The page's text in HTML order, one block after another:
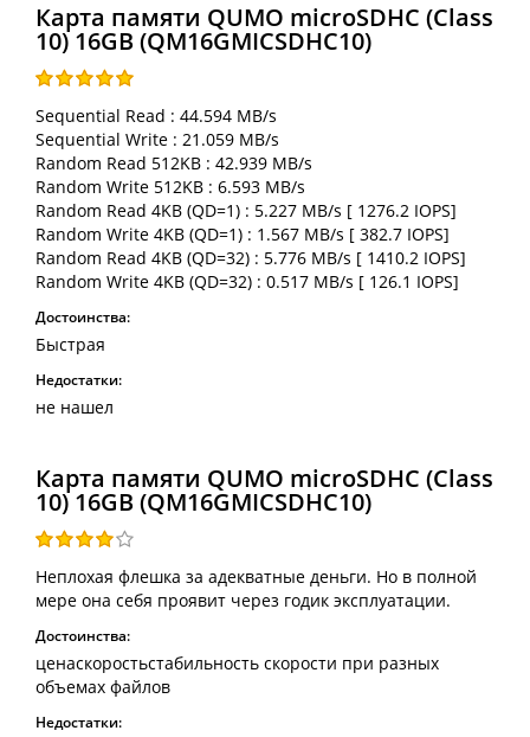
Карта памяти QUMO microSDHC (Class
10) 16GB (QM16GMICSDHC10)
Sequential Read : 44.594 MB/s
Sequential Write : 21.059 MB/s
Random Read 512KB : 42.939 MB/s
Random Write 512KB : 6.593 MB/s
Random Read 4KB (QD=1) : 5.227 MB/s [ 1276.2 IOPS]
Random Write 4KB (QD=1) : 1.567 MB/s [ 382.7 IOPS]
Random Read 4KB (QD=32) : 5.776 MB/s [ 1410.2 IOPS]
Random Write 4KB (QD=32) : 0.517 MB/s [ 126.1 IOPS]
Достоинства:
Быстрая
Недостатки:
не нашел
Карта памяти QUMO microSDHC (Class
10) 16GB (QM16GMICSDHC10)
Неплохая флешка за адекватные деньги. Но в полной
мере она себя проявит через годик эксплуатации.
Достоинства:
ценаскоростьстабильность скорости при разных
объемах файлов
Недостатки: